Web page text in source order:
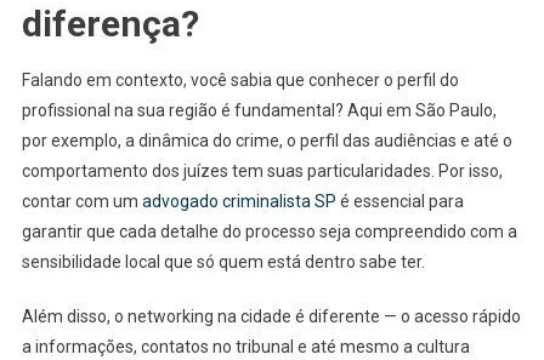
diferença?
Falando em contexto, você sabia que conhecer o perfil do
profissional na sua região é fundamental? Aqui em São Paulo,
por exemplo, a dinâmica do crime, o perfil das audiências e até o
comportamento dos juízes tem suas particularidades. Por isso,
contar com um advogado criminalista SP é essencial para
garantir que cada detalhe do processo seja compreendido com a
sensibilidade local que só quem está dentro sabe ter.
Além disso, o networking na cidade é diferente — o acesso rápido
a informações, contatos no tribunal e até mesmo a cultura